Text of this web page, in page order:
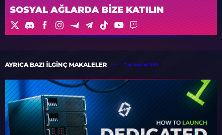
SOSYAL AĞLARDA BIZE KATILIN
AYRICA BAZI ILGINÇ MAKALELER TÜM MAKALELER